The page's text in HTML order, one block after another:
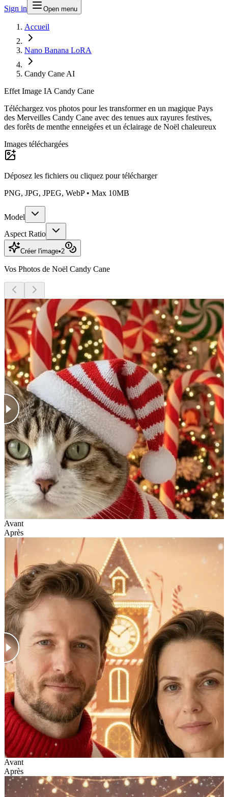
Sign in
Open menu
Accueil
Nano Banana LoRA
Candy Cane AI
Effet Image IA Candy Cane
Téléchargez vos photos pour les transformer en un magique Pays
des Merveilles Candy Cane avec des tenues aux rayures festives,
des forêts de menthe enneigées et un éclairage de Noël chaleureux
Images téléchargées
Déposez les fichiers ou cliquez pour télécharger
PNG, JPG, JPEG, WebP • Max 10MB
Model
Aspect Ratio
Créer l'image•2
Vos Photos de Noël Candy Cane
Avant
Après
Avant
Après